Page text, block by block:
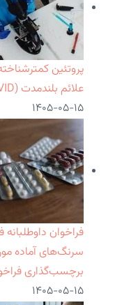
پروتئین
علائم بلندمدت (Long COVID) باشد
۱۴۰۵-۰۵-۱۵
فراخوان
سرنگ‌های آماده
برچسب‌گذاری
۱۴۰۵-۰۵-۱۵